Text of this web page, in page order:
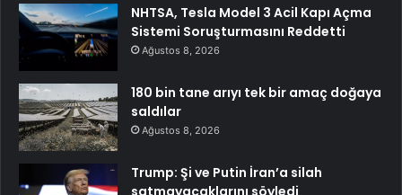
NHTSA, Tesla Model 3 Acil Kapı Açma
Sistemi Soruşturmasını Reddetti
Ağustos 8, 2026
180 bin tane arıyı tek bir amaç doğaya
saldılar
Ağustos 8, 2026
Trump: Şi ve Putin İran’a silah
satmayacaklarını söyledi